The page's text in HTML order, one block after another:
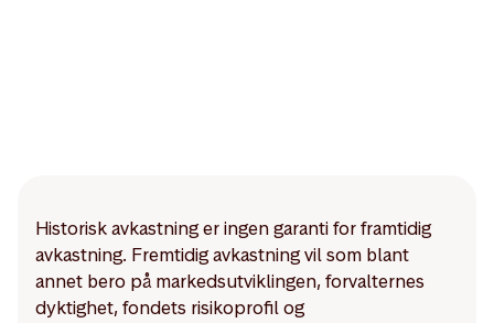
Historisk avkastning er ingen garanti for framtidig
avkastning. Fremtidig avkastning vil som blant
annet bero på markedsutviklingen, forvalternes
dyktighet, fondets risikoprofil og